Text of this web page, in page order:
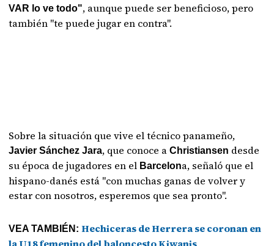
VAR lo ve todo", aunque puede ser beneficioso, pero
también "te puede jugar en contra".
Sobre la situación que vive el técnico panameño,
Javier Sánchez Jara, que conoce a Christiansen desde
su época de jugadores en el Barcelona, señaló que el
hispano-danés está "con muchas ganas de volver y
estar con nosotros, esperemos que sea pronto".
VEA TAMBIÉN:Hechiceras de Herrera se coronan en